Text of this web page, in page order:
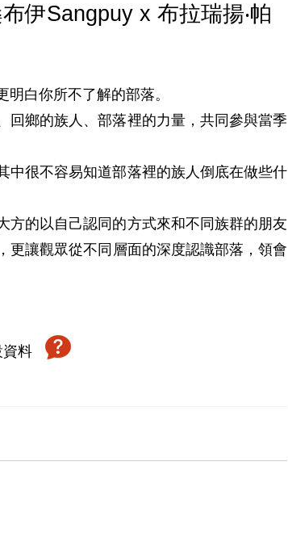
伊Sangpuy x 布拉瑞揚‧帕
白你所不了解的部落。
回鄉的族人、部落裡的力量，­共同參與當季
中很不容易知道部落裡的族人­倒底在做些什
方的以自己認同的方式來和不­同族群的朋友
更讓觀眾從不同­層面的深度認識部落，領會
資料